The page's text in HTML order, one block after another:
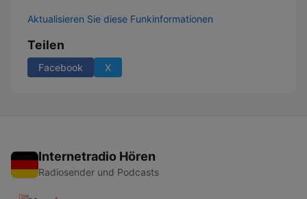
Aktualisieren Sie diese Funkinformationen
Teilen
Facebook X
Internetradio Hören
Radiosender und Podcasts